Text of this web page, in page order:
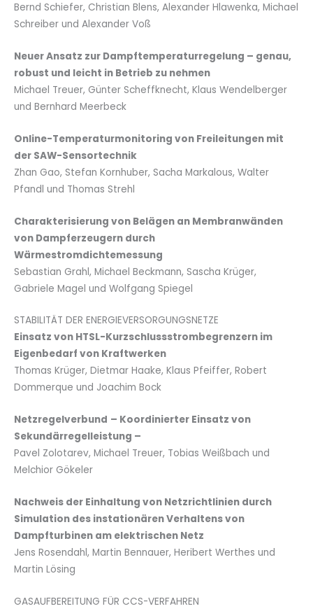
Bernd Schiefer, Christian Blens, Alexander Hlawenka, Michael
Schreiber und Alexander Voß
Neuer Ansatz zur Dampftemperaturregelung – genau,
robust und leicht in Betrieb zu nehmen
Michael Treuer, Günter Scheffknecht, Klaus Wendelberger
und Bernhard Meerbeck
Online-Temperaturmonitoring von Freileitungen mit
der SAW-Sensortechnik
Zhan Gao, Stefan Kornhuber, Sacha Markalous, Walter
Pfandl und Thomas Strehl
Charakterisierung von Belägen an Membranwänden
von Dampferzeugern durch
Wärmestromdichtemessung
Sebastian Grahl, Michael Beckmann, Sascha Krüger,
Gabriele Magel und Wolfgang Spiegel
STABILITÄT DER ENERGIEVERSORGUNGSNETZE
Einsatz von HTSL-Kurzschlussstrombegrenzern im
Eigenbedarf von Kraftwerken
Thomas Krüger, Dietmar Haake, Klaus Pfeiffer, Robert
Dommerque und Joachim Bock
Netzregelverbund – Koordinierter Einsatz von
Sekundärregelleistung –
Pavel Zolotarev, Michael Treuer, Tobias Weißbach und
Melchior Gökeler
Nachweis der Einhaltung von Netzrichtlinien durch
Simulation des instationären Verhaltens von
Dampfturbinen am elektrischen Netz
Jens Rosendahl, Martin Bennauer, Heribert Werthes und
Martin Lösing
GASAUFBEREITUNG FÜR CCS-VERFAHREN